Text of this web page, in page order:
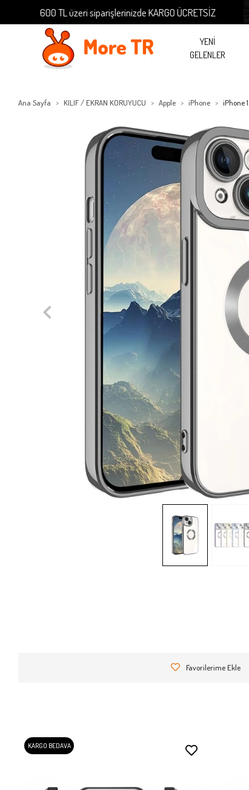
600 TL üzeri siparişlerinizde KARGO ÜCRETSİZ
YENİ
GELENLER
Ana Sayfa KILIF / EKRAN KORUYUCU Apple iPhone iPhone
Favorilerime Ekle
KARGO BEDAVA